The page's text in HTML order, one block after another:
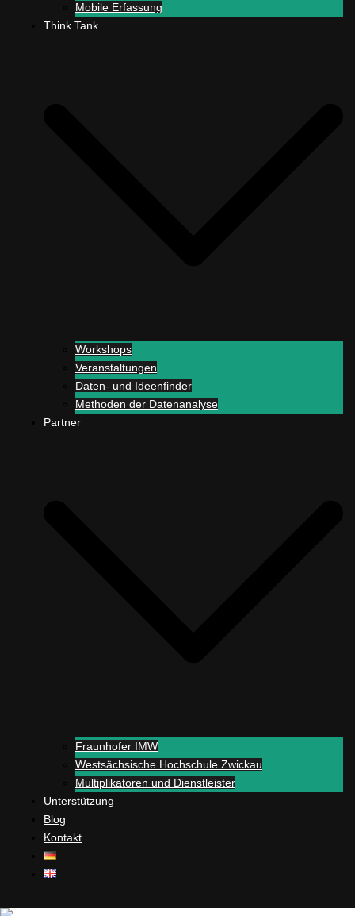
Mobile Erfassung
Think Tank
Workshops
Veranstaltungen
Daten- und Ideenfinder
Methoden der Datenanalyse
Partner
Fraunhofer IMW
Westsächsische Hochschule Zwickau
Multiplikatoren und Dienstleister
Unterstützung
Blog
Kontakt